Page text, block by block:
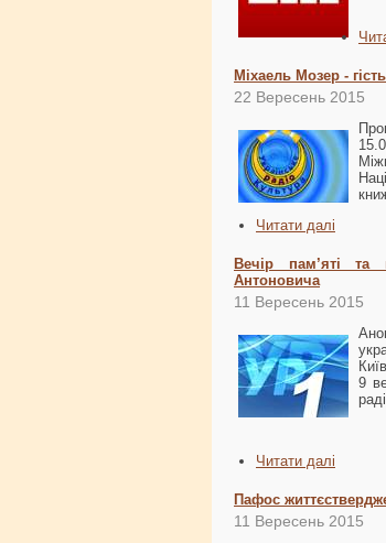
Міхаель Мозер -
22 Вересень 2015
Читати далі
Вечір пам’яті та
Антоновича
11 Вересень 2015
9
Читати далі
Пафос
11 Вересень 2015